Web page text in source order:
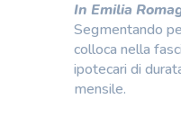
In Emilia
Segmentando
colloca nella
ipotecari di
mensile.